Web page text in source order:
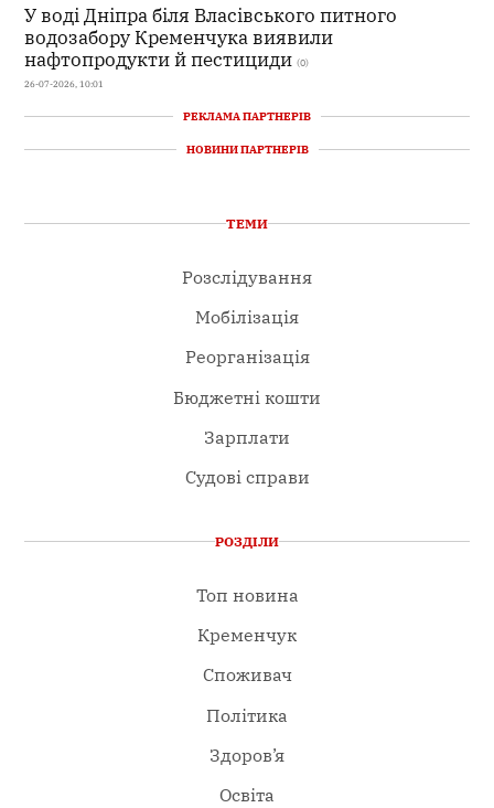
У воді Дніпра біля Власівського питного
водозабору Кременчука виявили
нафтопродукти й пестициди (0)
26-07-2026, 10:01
РЕКЛАМА ПАРТНЕРІВ
НОВИНИ ПАРТНЕРІВ
ТЕМИ
Розслідування
Мобілізація
Реорганізація
Бюджетні кошти
Зарплати
Судові справи
РОЗДІЛИ
Топ новина
Кременчук
Споживач
Політика
Здоров’я
Освіта